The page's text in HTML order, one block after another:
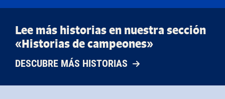
Lee más historias en nuestra sección
«Historias de campeones»
DESCUBRE MÁS HISTORIAS